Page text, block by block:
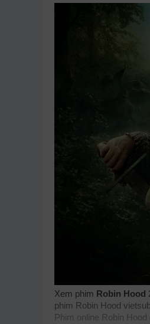
Xem phim Robin Hood
phim Robin Hood
Phim online Robin